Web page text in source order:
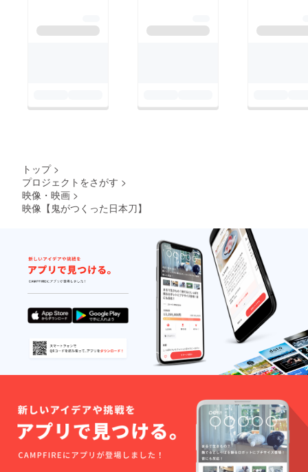
す。
トップ >
プロジェクトをさがす >
映像・映画 >
映像【鬼がつくった日本刀】